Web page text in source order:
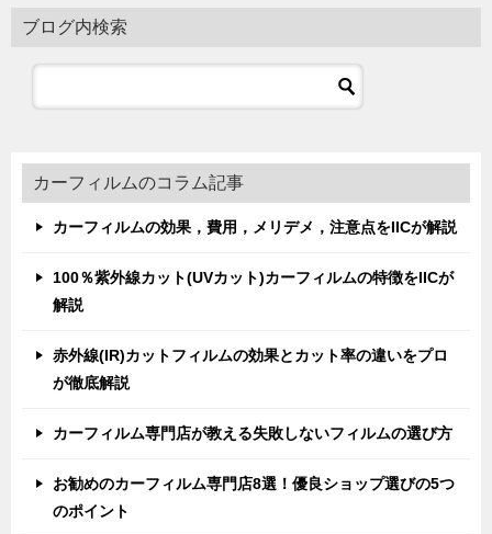
ブログ内検索
カーフィルムのコラム記事
カーフィルムの効果，費用，メリデメ，注意点をIICが解説
100％紫外線カット(UVカット)カーフィルムの特徴をIICが
解説
赤外線(IR)カットフィルムの効果とカット率の違いをプロ
が徹底解説
カーフィルム専門店が教える失敗しないフィルムの選び方
お勧めのカーフィルム専門店8選！優良ショップ選びの5つ
のポイント